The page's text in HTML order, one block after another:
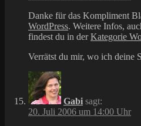
Danke für das Kompliment
WordPress. Weitere Infos,
findest du in derKategorie
Verrätst du mir, wo ich deine
Gabi sagt:
20. Juli 2006 um 14:00 Uhr